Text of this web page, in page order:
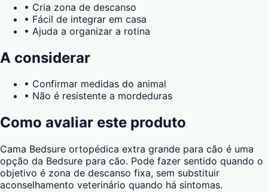
• Cria zona de descanso
• Fácil de integrar em casa
• Ajuda a organizar a rotina
A considerar
• Confirmar medidas do animal
• Não é resistente a mordeduras
Como avaliar este produto
Cama Bedsure ortopédica extra grande para cão é uma
opção da Bedsure para cão. Pode fazer sentido quando o
objetivo é zona de descanso fixa, sem substituir
aconselhamento veterinário quando há sintomas.